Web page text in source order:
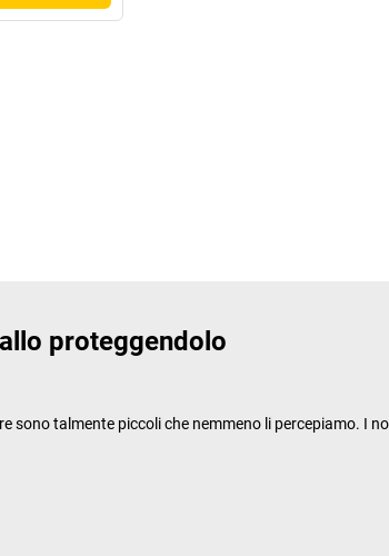
proteggendolo
sono talmente piccoli che nemmeno li percepiamo. I